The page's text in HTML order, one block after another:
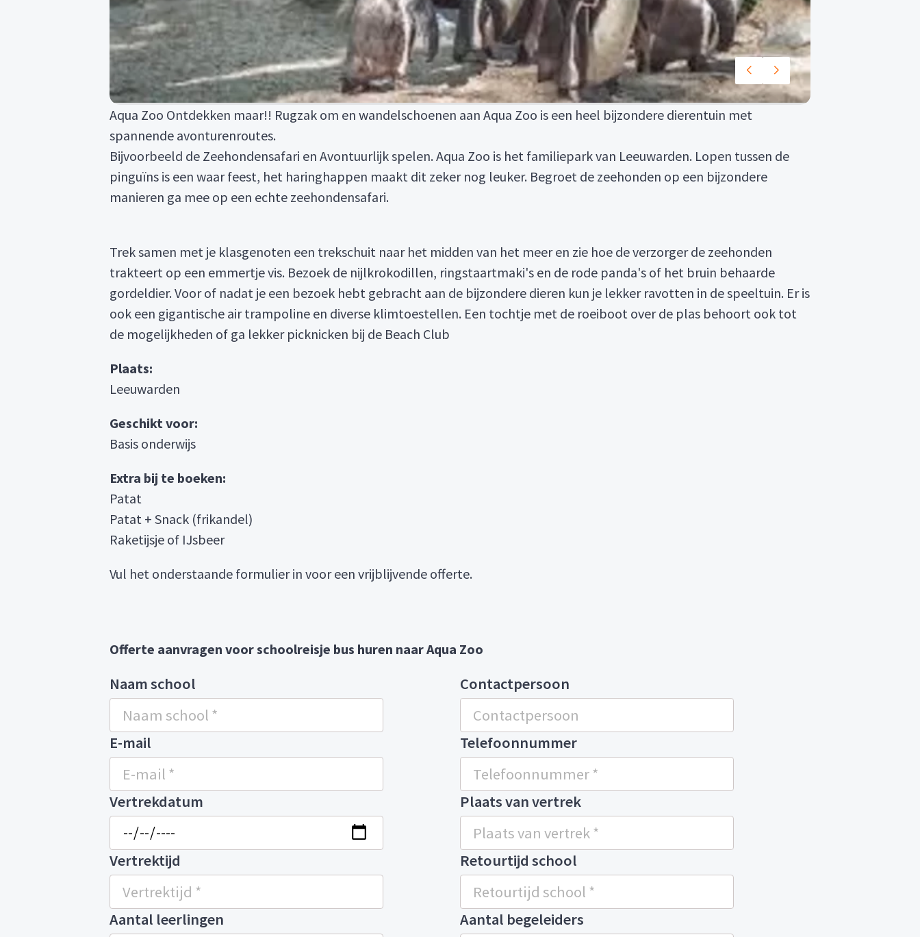
Aqua Zoo Ontdekken maar!! Rugzak om en wandelschoenen aan Aqua Zoo is een heel bijzondere dierentuin met
spannende avonturenroutes.
Bijvoorbeeld de Zeehondensafari en Avontuurlijk spelen. Aqua Zoo is het familiepark van Leeuwarden. Lopen tussen de
pinguïns is een waar feest, het haringhappen maakt dit zeker nog leuker. Begroet de zeehonden op een bijzondere
manieren ga mee op een echte zeehondensafari.
Trek samen met je klasgenoten een trekschuit naar het midden van het meer en zie hoe de verzorger de zeehonden
trakteert op een emmertje vis. Bezoek de nijlkrokodillen, ringstaartmaki's en de rode panda's of het bruin behaarde
gordeldier. Voor of nadat je een bezoek hebt gebracht aan de bijzondere dieren kun je lekker ravotten in de speeltuin. Er is
ook een gigantische air trampoline en diverse klimtoestellen. Een tochtje met de roeiboot over de plas behoort ook tot
de mogelijkheden of ga lekker picknicken bij de Beach Club
Plaats:
Leeuwarden
Geschikt voor:
Basis onderwijs
Extra bij te boeken:
Patat
Patat + Snack (frikandel)
Raketijsje of IJsbeer
Vul het onderstaande formulier in voor een vrijblijvende offerte.
Offerte aanvragen voor schoolreisje bus huren naar Aqua Zoo
Naam school Contactpersoon
E-mail Telefoonnummer
Vertrekdatum Plaats van vertrek
Vertrektijd Retourtijd school
Aantal leerlingen Aantal begeleiders